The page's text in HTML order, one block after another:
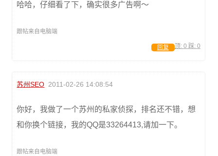
哈哈，仔细看了下，确实很多广告啊～
跟帖来自电脑端
顶: 0 踩: 0
回复
苏州SEO 2011-02-26 14:08:54
你好，我做了一个苏州的私家侦探，排名还不错，想
和你换个链接，我的QQ是33264413,请加一下。
跟帖来自电脑端